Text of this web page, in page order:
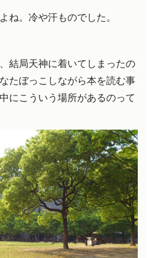
ね。冷や汗ものでした。
結局天神に着いてしまったの
たぼっこしながら本を読む事
にこういう場所があるのって